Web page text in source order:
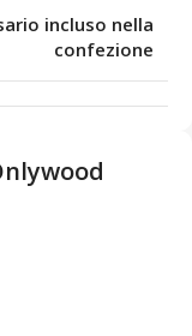
incluso nella
confezione